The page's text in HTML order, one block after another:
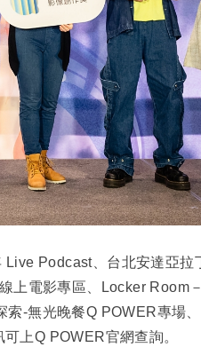
Podcast、台北安達亞拉
電影專區、Locker Room
-無光晚餐Q POWER專場
上Q POWER官網查詢。